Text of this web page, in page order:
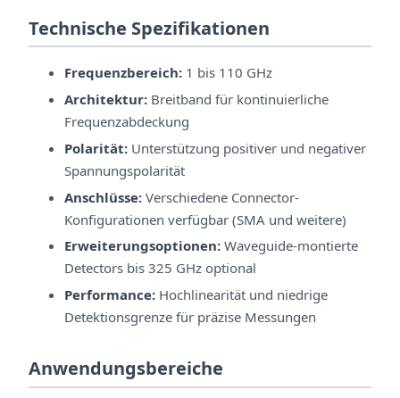
Technische Spezifikationen
Frequenzbereich: 1 bis 110 GHz
Architektur: Breitband für kontinuierliche
Frequenzabdeckung
Polarität: Unterstützung positiver und negativer
Spannungspolarität
Anschlüsse: Verschiedene Connector-
Konfigurationen verfügbar (SMA und weitere)
Erweiterungsoptionen: Waveguide-montierte
Detectors bis 325 GHz optional
Performance: Hochlinearität und niedrige
Detektionsgrenze für präzise Messungen
Anwendungsbereiche